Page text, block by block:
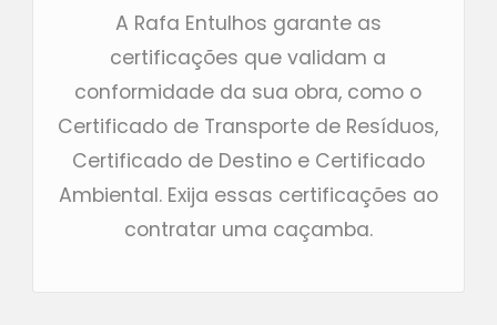
A Rafa Entulhos garante as
certificações que validam a
conformidade da sua obra, como o
Certificado de Transporte de Resíduos,
Certificado de Destino e Certificado
Ambiental. Exija essas certificações ao
contratar uma caçamba.